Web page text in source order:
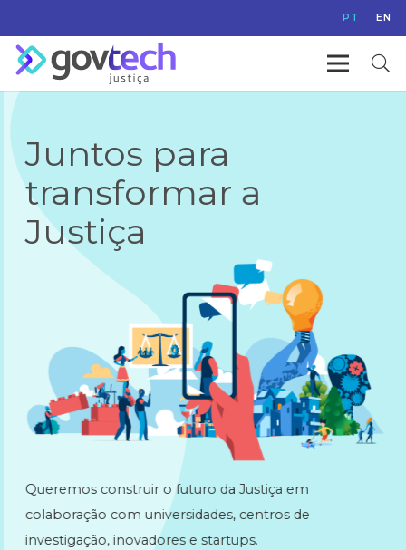
PT EN
Juntos para
transformar a
Justiça
Queremos construir o futuro da Justiça em
colaboração com universidades, centros de
investigação, inovadores e startups.